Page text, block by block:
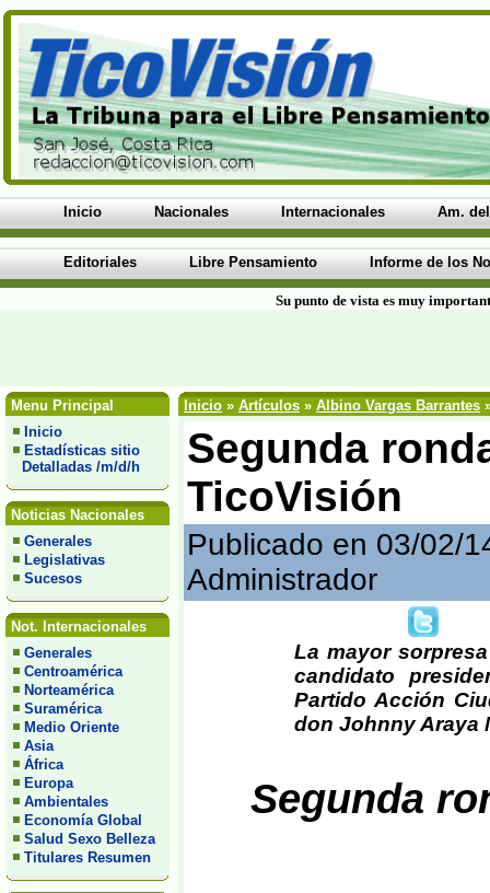
Inicio Nacionales Internacionales Am.
Editoriales Libre Pensamiento Informe de los
Su punto de vista es muy
Menu Principal
Inicio
Estadísticas sitio
Detalladas /m/d/h
Noticias Nacionales
Generales
Legislativas
Sucesos
Not. Internacionales
Generales
Centroamérica
Norteamérica
Suramérica
Medio Oriente
Asia
África
Europa
Ambientales
Economía Global
Salud Sexo Belleza
Titulares Resumen
Inicio » Artículos » Albino Vargas Barrantes
Segunda
TicoVisión
Publicado en 03/02/
Administrador
La mayor
candidato
Partido Acción
don Johnny Araya
Segunda